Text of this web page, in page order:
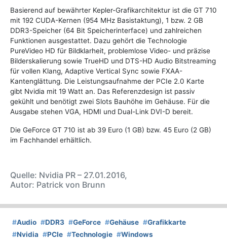
Basierend auf bewährter Kepler-Grafikarchitektur ist die GT 710
mit 192 CUDA-Kernen (954 MHz Basistaktung), 1 bzw. 2 GB
DDR3-Speicher (64 Bit Speicherinterface) und zahlreichen
Funktionen ausgestattet. Dazu gehört die Technologie
PureVideo HD für Bildklarheit, problemlose Video- und präzise
Bilderskalierung sowie TrueHD und DTS-HD Audio Bitstreaming
für vollen Klang, Adaptive Vertical Sync sowie FXAA-
Kantenglättung. Die Leistungsaufnahme der PCIe 2.0 Karte
gibt Nvidia mit 19 Watt an. Das Referenzdesign ist passiv
gekühlt und benötigt zwei Slots Bauhöhe im Gehäuse. Für die
Ausgabe stehen VGA, HDMI und Dual-Link DVI-D bereit.
Die GeForce GT 710 ist ab 39 Euro (1 GB) bzw. 45 Euro (2 GB)
im Fachhandel erhältlich.
Quelle: Nvidia PR – 27.01.2016,
Autor: Patrick von Brunn
#Audio #DDR3 #GeForce #Gehäuse #Grafikkarte
#Nvidia #PCIe #Technologie #Windows